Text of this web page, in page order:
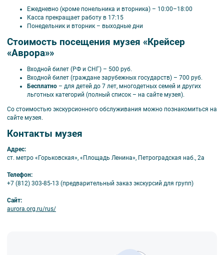
Ежедневно (кроме понельника и вторника) – 10:00–18:00
Касса прекращает работу в 17:15
Понедельник и вторник – выходные дни
Стоимость посещения музея «Крейсер
«Аврора»»
Входной билет (РФ и СНГ) – 500 руб.
Входной билет (граждане зарубежных государств) – 700 руб.
Бесплатно – для детей до 7 лет, многодетных семей и других
льготных категорий (полный список – на сайте музея).
Со стоимостью экскурсионного обслуживания можно познакомиться на
сайте музея.
Контакты музея
Адрес:
ст. метро «Горьковская», «Площадь Ленина», Петроградская наб., 2а
Телефон:
+7 (812) 303-85-13 (предварительный заказ экскурсий для групп)
Сайт:
aurora.org.ru/rus/